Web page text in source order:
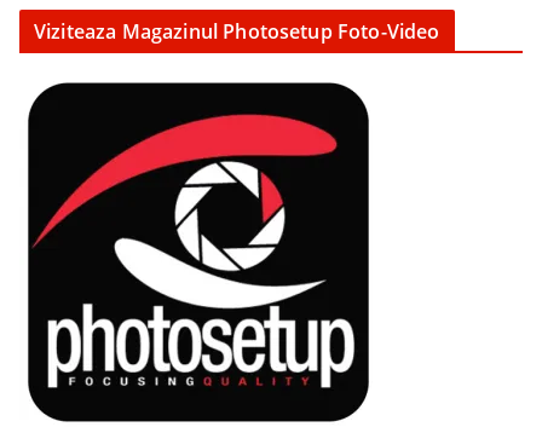
Viziteaza Magazinul Photosetup Foto-Video